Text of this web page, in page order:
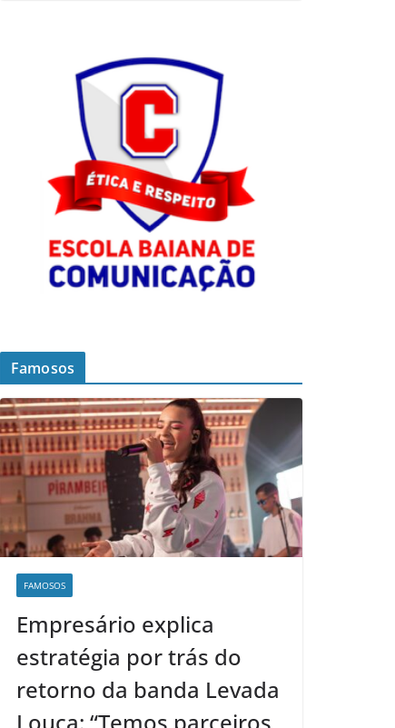
Famosos
FAMOSOS
Empresário explica
estratégia por trás do
retorno da banda Levada
Louca: “Temos parceiros